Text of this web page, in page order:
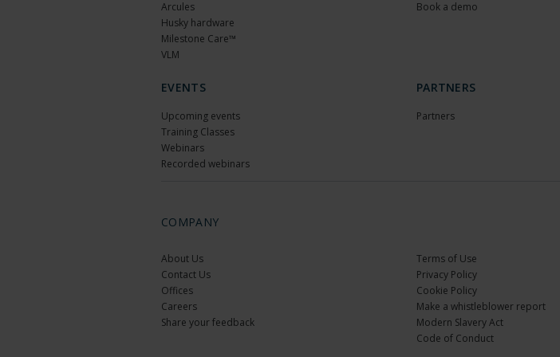
Arcules
Husky hardware
Milestone Care™
VLM
Book a demo
EVENTS
Upcoming events
Training Classes
Webinars
Recorded webinars
PARTNERS
Partners
COMPANY
About Us
Contact Us
Offices
Careers
Share your feedback
Terms of Use
Privacy Policy
Cookie Policy
Make a whistleblower report
Modern Slavery Act
Code of Conduct